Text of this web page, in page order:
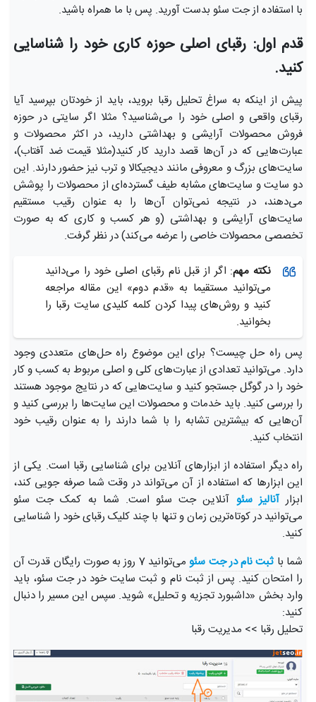
با استفاده از جت سئو بدست آورید. پس با ما همراه باشید.
قدم اول: رقبای اصلی حوزه کاری خود را شناسایی
کنید.
پیش از اینکه به سراغ تحلیل رقبا بروید، باید از خودتان بپرسید آیا
رقبای واقعی و اصلی خود را می‌شناسید؟ مثلا اگر سایتی در حوزه
فروش محصولات آرایشی و بهداشتی دارید، در اکثر محصولات و
عبارت‌هایی که در آن‌ها قصد دارید کار کنید(مثلا قیمت ضد آفتاب)،
سایت‌های بزرگ و معروفی مانند دیجیکالا و ترب نیز حضور دارند. این
دو سایت و سایت‌های مشابه طیف گسترده‌ای از محصولات را پوشش
می‌دهند، در نتیجه نمی‌توان آن‌ها را به عنوان رقیب مستقیم
سایت‌های آرایشی و بهداشتی (و هر کسب و کاری که به صورت
تخصصی محصولات خاصی را عرضه می‌کند) در نظر گرفت.
نکته مهم: اگر از قبل نام رقبای اصلی خود را می‌دانید
می‌توانید مستقیما به «قدم دوم» این مقاله مراجعه
کنید و روش‌های پیدا کردن کلمه کلیدی سایت رقبا را
بخوانید.
پس راه حل چیست؟ برای این موضوع راه حل‌های متعددی وجود
دارد. می‌توانید تعدادی از عبارت‌های کلی و اصلی مربوط به کسب و کار
خود را در گوگل جستجو کنید و سایت‌هایی که در نتایج موجود هستند
را بررسی کنید. باید خدمات و محصولات این سایت‌ها را بررسی کنید و
آن‌هایی که بیشترین تشابه را با شما دارند را به عنوان رقیب خود
انتخاب کنید.
راه دیگر استفاده از ابزارهای آنلاین برای شناسایی رقبا است. یکی از
این ابزارها که استفاده از آن می‌تواند در وقت شما صرفه جویی کند،
ابزارآنالیز سئو آنلاین جت سئو است. شما به کمک جت سئو
می‌توانید در کوتاه‌ترین زمان و تنها با چند کلیک رقبای خود را شناسایی
کنید.
شما با ثبت نام در جت سئو
می‌توانید 7 روز به صورت رایگان قدرت آن
را امتحان کنید. پس از ثبت نام و ثبت سایت خود در جت سئو، باید
وارد بخش «داشبورد تجزیه و تحلیل» شوید. سپس این مسیر را دنبال
کنید:
تحلیل رقبا >> مدیریت رقبا